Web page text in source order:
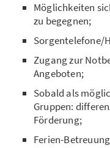
Möglichkeiten
zu begegnen;
Sorgentelefone/
Zugang zur
Angeboten;
Sobald als
Gruppen:
Förderung;
Ferien-